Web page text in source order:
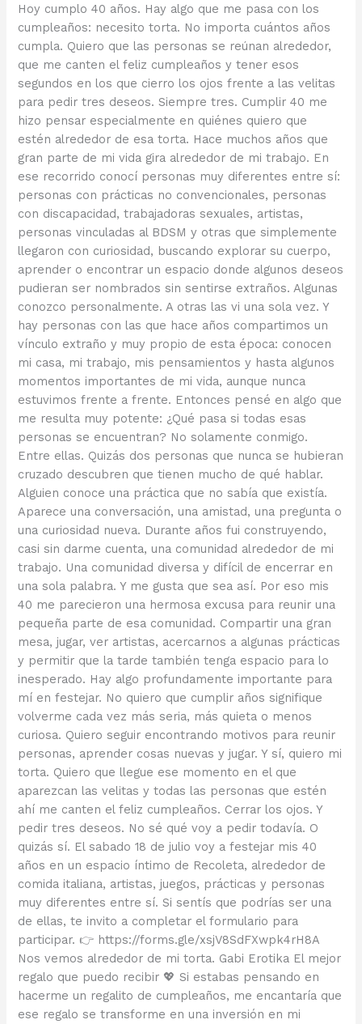
Hoy cumplo 40 años. Hay algo que me pasa con los
cumpleaños: necesito torta. No importa cuántos años
cumpla. Quiero que las personas se reúnan alrededor,
que me canten el feliz cumpleaños y tener esos
segundos en los que cierro los ojos frente a las velitas
para pedir tres deseos. Siempre tres. Cumplir 40 me
hizo pensar especialmente en quiénes quiero que
estén alrededor de esa torta. Hace muchos años que
gran parte de mi vida gira alrededor de mi trabajo. En
ese recorrido conocí personas muy diferentes entre sí:
personas con prácticas no convencionales, personas
con discapacidad, trabajadoras sexuales, artistas,
personas vinculadas al BDSM y otras que simplemente
llegaron con curiosidad, buscando explorar su cuerpo,
aprender o encontrar un espacio donde algunos deseos
pudieran ser nombrados sin sentirse extraños. Algunas
conozco personalmente. A otras las vi una sola vez. Y
hay personas con las que hace años compartimos un
vínculo extraño y muy propio de esta época: conocen
mi casa, mi trabajo, mis pensamientos y hasta algunos
momentos importantes de mi vida, aunque nunca
estuvimos frente a frente. Entonces pensé en algo que
me resulta muy potente: ¿Qué pasa si todas esas
personas se encuentran? No solamente conmigo.
Entre ellas. Quizás dos personas que nunca se hubieran
cruzado descubren que tienen mucho de qué hablar.
Alguien conoce una práctica que no sabía que existía.
Aparece una conversación, una amistad, una pregunta o
una curiosidad nueva. Durante años fui construyendo,
casi sin darme cuenta, una comunidad alrededor de mi
trabajo. Una comunidad diversa y difícil de encerrar en
una sola palabra. Y me gusta que sea así. Por eso mis
40 me parecieron una hermosa excusa para reunir una
pequeña parte de esa comunidad. Compartir una gran
mesa, jugar, ver artistas, acercarnos a algunas prácticas
y permitir que la tarde también tenga espacio para lo
inesperado. Hay algo profundamente importante para
mí en festejar. No quiero que cumplir años signifique
volverme cada vez más seria, más quieta o menos
curiosa. Quiero seguir encontrando motivos para reunir
personas, aprender cosas nuevas y jugar. Y sí, quiero mi
torta. Quiero que llegue ese momento en el que
aparezcan las velitas y todas las personas que estén
ahí me canten el feliz cumpleaños. Cerrar los ojos. Y
pedir tres deseos. No sé qué voy a pedir todavía. O
quizás sí. El sabado 18 de julio voy a festejar mis 40
años en un espacio íntimo de Recoleta, alrededor de
comida italiana, artistas, juegos, prácticas y personas
muy diferentes entre sí. Si sentís que podrías ser una
de ellas, te invito a completar el formulario para
participar. 👉 https://forms.gle/xsjV8SdFXwpk4rH8A
Nos vemos alrededor de mi torta. Gabi Erotika El mejor
regalo que puedo recibir 💖 Si estabas pensando en
hacerme un regalito de cumpleaños, me encantaría que
ese regalo se transforme en una inversión en mi